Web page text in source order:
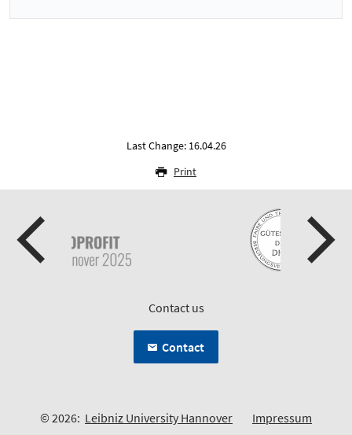
Last Change: 16.04.26
Print
Contact us
Contact
© 2026: Leibniz University Hannover Impressum